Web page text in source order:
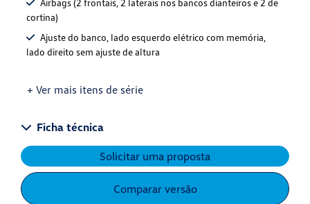
Airbags (2 frontais, 2 laterais nos bancos dianteiros e 2 de
cortina)
Ajuste do banco, lado esquerdo elétrico com memória,
lado direito sem ajuste de altura
+ Ver mais itens de série
Ficha técnica
Solicitar uma proposta
Comparar versão